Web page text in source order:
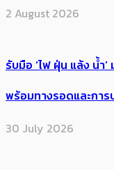
2 August 2026
รับมือ ‘ไฟ ฝุ่น แล้ง น้ำ
พร้อมทางรอดและกา
30 July 2026